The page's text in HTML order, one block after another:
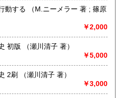
前、ご連絡先をお忘れなく。
ー 著 ; 篠原
￥2,000
女のはたらき : 衣生活の歴史 初版 （瀬川清子 著）
￥5,000
女のはたらき : 衣生活の歴史 2刷 （瀬川清子 著）
￥3,000